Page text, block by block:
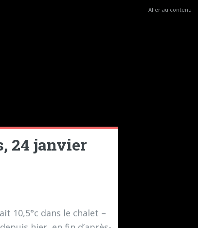
Aller au contenu
24 janvier
10,5°c dans le chalet –